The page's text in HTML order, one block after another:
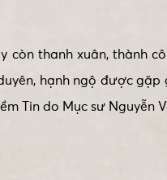
còn thanh xuân, thành
hạnh ngộ được gặp
Tin do Mục sư Nguyễn